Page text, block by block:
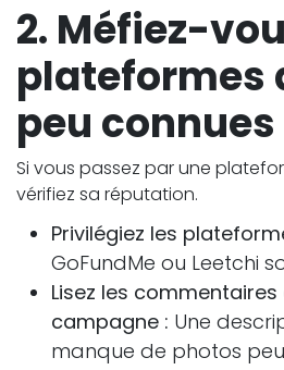
2. Méfiez-
plateformes
peu connues
Si vous passez par une
vérifiez sa réputation.
Privilégiez les
GoFundMe ou Leetchi
Lisez les
campagne : Une
manque de photos